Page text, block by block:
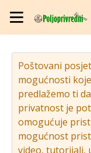
Poštovani
mogućnosti
predlažemo ti
privatnost je
omogućuje
mogućnost
video, tutorijali,